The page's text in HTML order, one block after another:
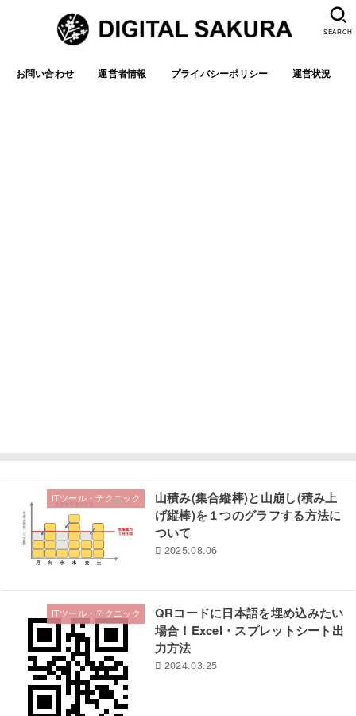
お問い合わせ 運営者情報 プライバシーポリシー 運営状況
SEARCH
ITツール・テクニック
山積み(集合縦棒)と山崩し(積み上
げ縦棒)を１つのグラフする方法に
ついて
2025.08.06
ITツール・テクニック
QRコードに日本語を埋め込みたい
場合！Excel・スプレットシート出
力方法
2024.03.25